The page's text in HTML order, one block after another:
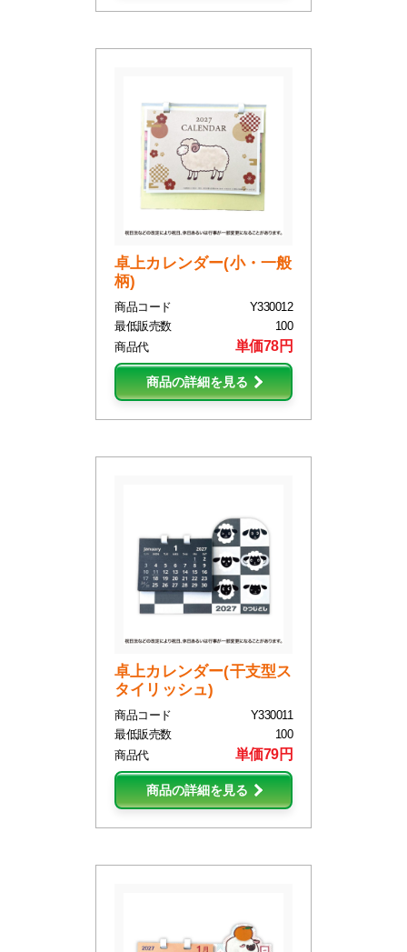
卓上カレンダー(小・一般
柄)
商品コード
Y330012
最低販売数
100
商品代
単価78円
商品の詳細を見る
卓上カレンダー(干支型ス
タイリッシュ)
商品コード
Y330011
最低販売数
100
商品代
単価79円
商品の詳細を見る